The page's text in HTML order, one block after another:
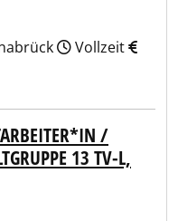
Vollzeit
/
13 TV-L,